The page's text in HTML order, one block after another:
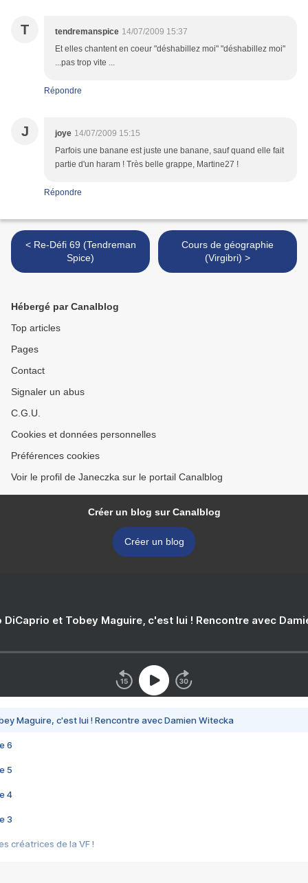
T tendremanspice 14/07/2009 15:37
Et elles chantent en coeur "déshabillez moi" "déshabillez moi"
...pas trop vite ...
Répondre
J joye 14/07/2009 15:15
Parfois une banane est juste une banane, sauf quand elle fait
partie d'un haram ! Très belle grappe, Martine27 !
Répondre
< Re-Défi 69 (Tendreman
Spice)
Cours de géographie
(Virgibri) >
Hébergé par Canalblog
Top articles
Pages
Contact
Signaler un abus
C.G.U.
Cookies et données personnelles
Préférences cookies
Voir le profil de Janeczka sur le portail Canalblog
Créer un blog sur Canalblog
Créer un blog
DiCaprio et Tobey Maguire, c'est lui ! Rencontre avec
Maguire, c'est lui ! Rencontre avec Damien Witecka
6
5
4
3
créatrices de la VF !